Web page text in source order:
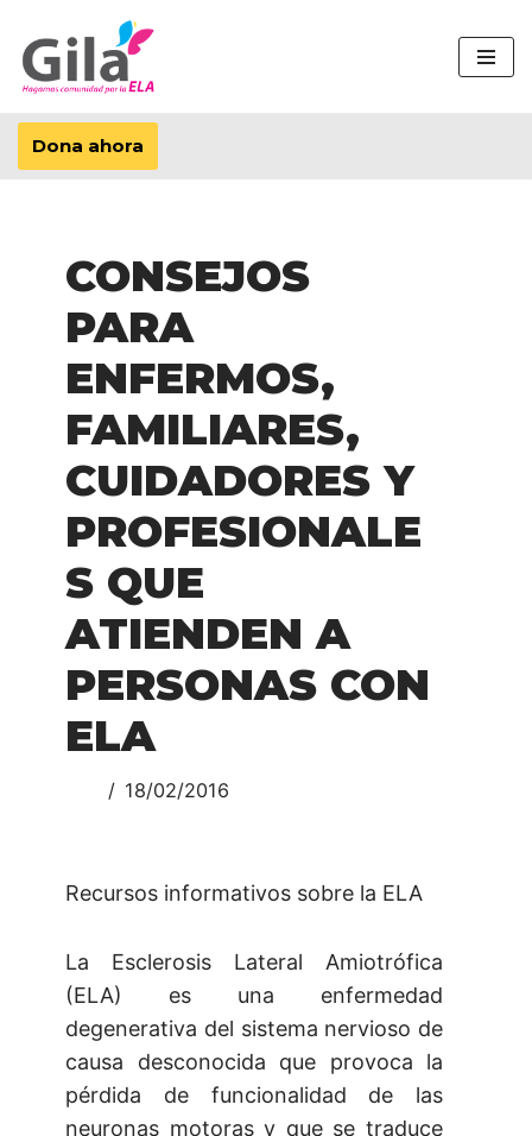
Saltar
al
contenido
Dona ahora
CONSEJOS
PARA
ENFERMOS,
FAMILIARES,
CUIDADORES Y
PROFESIONALE
S QUE
ATIENDEN A
PERSONAS CON
ELA
18/02/2016
Recursos informativos sobre la ELA
La Esclerosis Lateral Amiotrófica
(ELA) es una enfermedad
degenerativa del sistema nervioso de
causa desconocida que provoca la
pérdida de funcionalidad de las
neuronas motoras y que se traduce